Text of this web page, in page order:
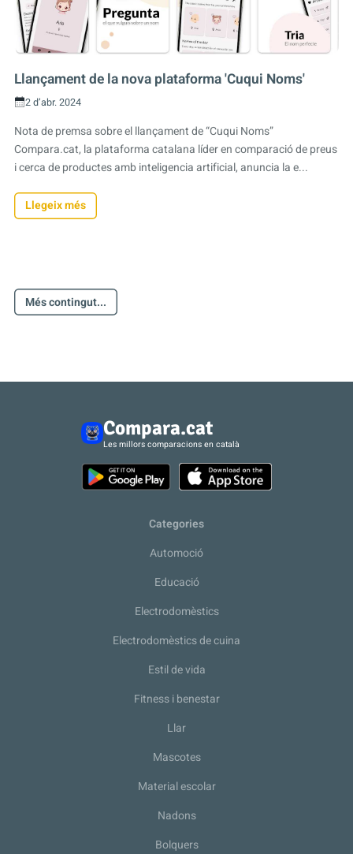
Llançament de la nova plataforma 'Cuqui Noms'
2 d’abr. 2024
Nota de premsa sobre el llançament de “Cuqui Noms”
Compara.cat, la plataforma catalana líder en comparació de preus
i cerca de productes amb inteligencia artificial, anuncia la e...
Llegeix més
Més contingut...
Compara.cat
Les millors comparacions en català
Categories
Automoció
Educació
Electrodomèstics
Electrodomèstics de cuina
Estil de vida
Fitness i benestar
Llar
Mascotes
Material escolar
Nadons
Bolquers